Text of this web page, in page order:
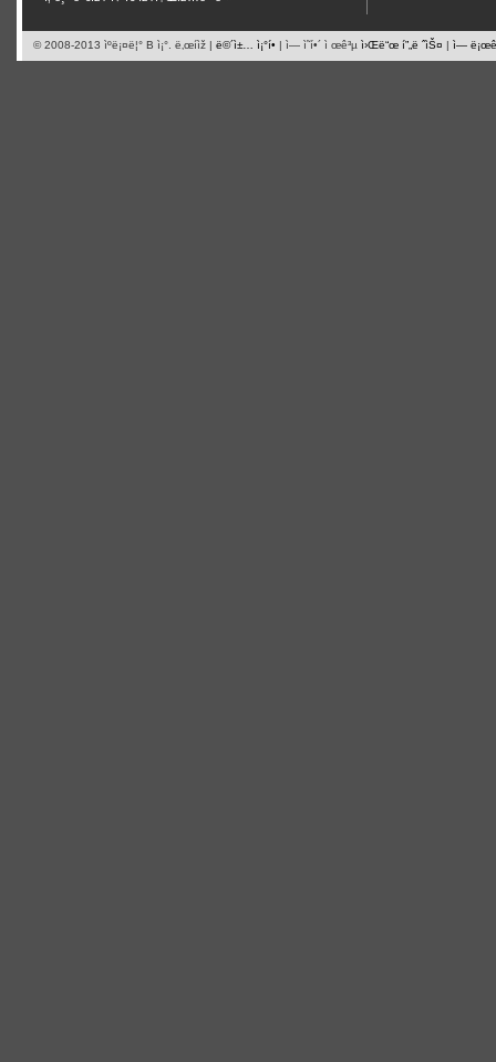
© 2008-2013 ìºë¡¤ë¦° B ì¡°. ë‚œí­ìž | ë©´ì±… ì¡°í•­ | ì— ì˜í•´ ì œê³µ ì›Œë“œ í”„ë ˆìŠ¤ | ì—